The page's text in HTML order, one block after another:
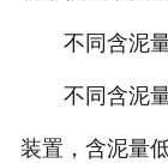
不同含泥量
不同含泥量
装置，含泥量